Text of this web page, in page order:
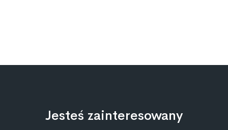
Jesteś zainteresowany